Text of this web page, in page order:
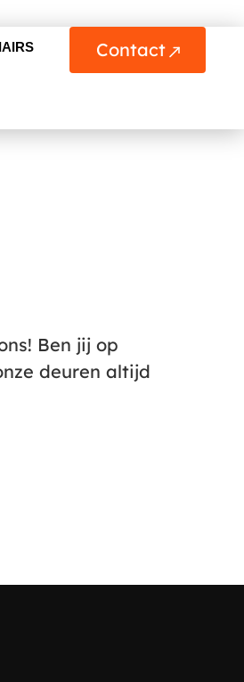
Contact
Ben jij op
deuren altijd